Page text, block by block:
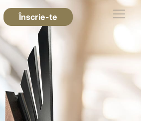
Înscrie-te